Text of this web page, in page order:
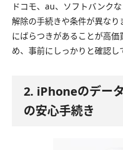
ドコモ、au、ソフトバンク
解除の手続きや条件が異なり
にばらつきがあることが高
め、事前にしっかりと確認し
2. iPhoneのデー
の安心手続き